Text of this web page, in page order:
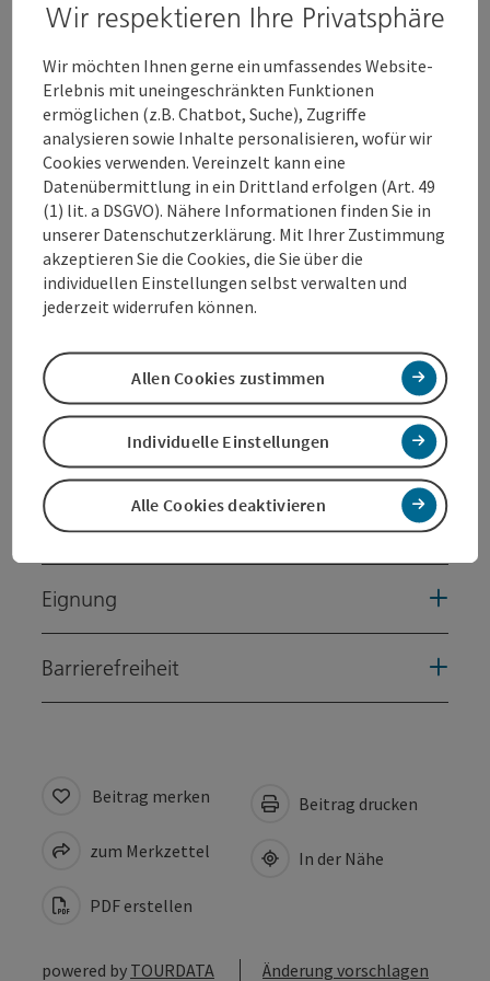
Highlights bis hin zu intensiven
Haare glänzen.
Styling:Ob für den Alltag oder besondere
Anlässe, wir zaubern Ihnen die perfekte Frisur.
Pflegebehandlungen:Verwöhnen Sie Ihr Haar
mit hochwertigen Treatments, die für Glanz und
Gesundheit sorgen.
Kontakt
Öffnungszeiten
Anreise/Lage
Preise
Eignung
Barrierefreiheit
Beitrag merken
zum Merkzettel
PDF erstellen
Beitrag drucken
In der Nähe
powered by TOURDATA Änderung vorschlagen
Wir respektieren Ihre Privatsphäre
Wir möchten Ihnen gerne ein umfassendes Website-
Erlebnis mit uneingeschränkten Funktionen
ermöglichen (z.B. Chatbot, Suche), Zugriffe
analysieren sowie Inhalte personalisieren, wofür wir
Cookies verwenden. Vereinzelt kann eine
Datenübermittlung in ein Drittland erfolgen (Art. 49
(1) lit. a DSGVO). Nähere Informationen finden Sie in
unserer Datenschutzerklärung. Mit Ihrer Zustimmung
akzeptieren Sie die Cookies, die Sie über die
individuellen Einstellungen selbst verwalten und
jederzeit widerrufen können.
Alle Cookies deaktivieren
Individuelle Einstellungen
Allen Cookies zustimmen